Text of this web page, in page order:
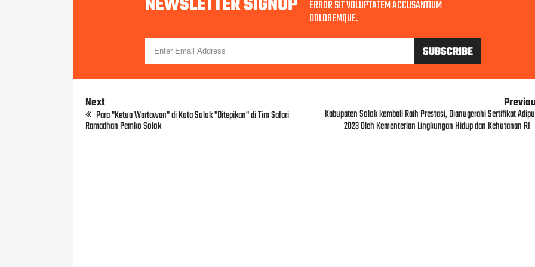
ERROR SIT VOLUPTATEM ACCUSANTIUM
DOLOREMQUE.
Next
Para "Ketua Wartawan" di Kota Solok "Ditepikan" di Tim Safari
Ramadhan Pemko Solok
Kabupaten Solok kembali Raih Prestasi, Dianugerahi Sertifikat
2023 Oleh Kementerian Lingkungan Hidup dan Kehutanan RI